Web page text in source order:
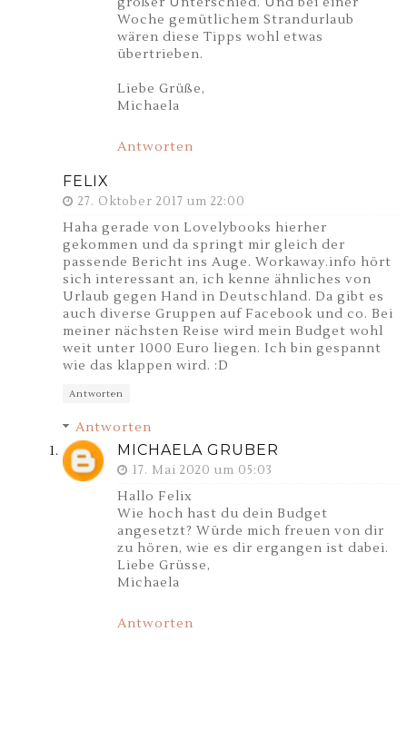
Woche gemütlichem Strandurlaub
wären diese Tipps wohl etwas
übertrieben.
Liebe Grüße,
Michaela
Antworten
FELIX
27. Oktober 2017 um 22:00
Haha gerade von Lovelybooks hierher
gekommen und da springt mir gleich der
passende Bericht ins Auge. Workaway.info hört
sich interessant an, ich kenne ähnliches von
Urlaub gegen Hand in Deutschland. Da gibt es
auch diverse Gruppen auf Facebook und co. Bei
meiner nächsten Reise wird mein Budget wohl
weit unter 1000 Euro liegen. Ich bin gespannt
wie das klappen wird. :D
Antworten
Antworten
MICHAELA GRUBER
17. Mai 2020 um 05:03
Hallo Felix
Wie hoch hast du dein Budget
angesetzt? Würde mich freuen von dir
zu hören, wie es dir ergangen ist dabei.
Liebe Grüsse,
Michaela
Antworten